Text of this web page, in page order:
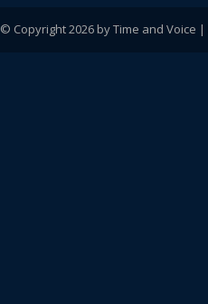
© Copyright 2026 by Time and Voice |